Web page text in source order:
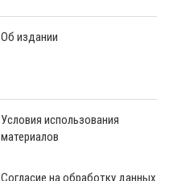
Об издании
Условия использования
материалов
Согласие на обработку данных